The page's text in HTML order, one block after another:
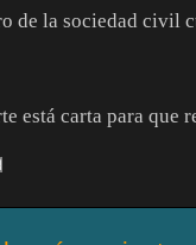
de la sociedad civil
está carta para que